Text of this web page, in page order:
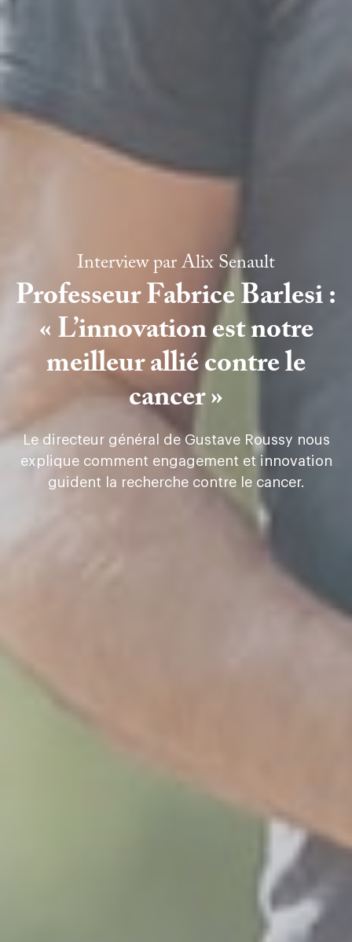
Interview par Alix Senault
Professeur Fabrice Barlesi :
« L’innovation est notre
meilleur allié contre le
cancer »
Le directeur général de Gustave Roussy nous
explique comment engagement et innovation
guident la recherche contre le cancer.